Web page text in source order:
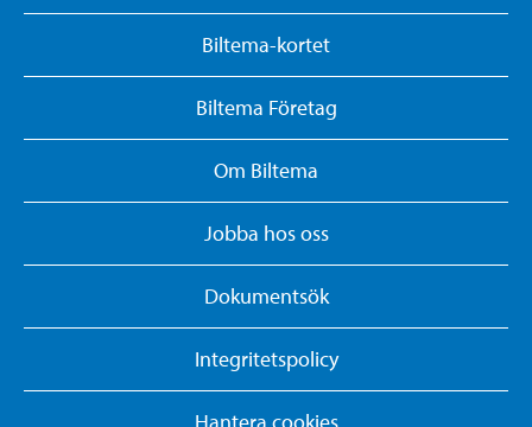
Biltema-kortet
Biltema Företag
Om Biltema
Jobba hos oss
Dokumentsök
Integritetspolicy